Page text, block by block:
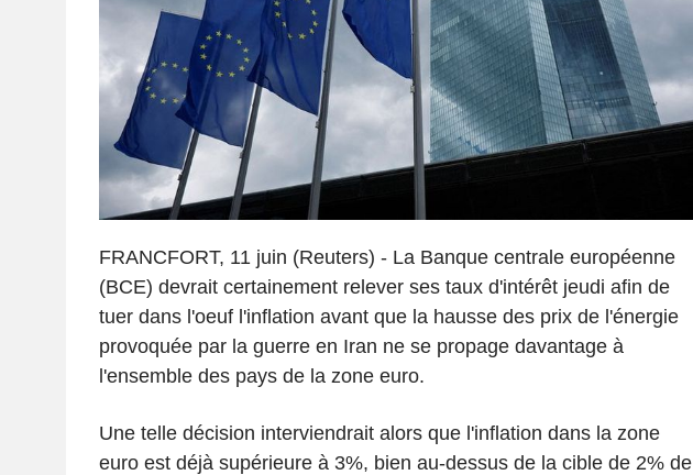
FRANCFORT, 11 juin (Reuters) - La Banque centrale européenne
(BCE) devrait certainement relever ses taux d'intérêt jeudi afin de
tuer dans l'oeuf l'inflation avant que la hausse des prix de l'énergie
provoquée par la guerre en Iran ne se propage davantage à
l'ensemble des pays de la zone euro.
Une telle décision interviendrait alors que l'inflation dans la zone
euro est déjà supérieure à 3%, bien au-dessus de la cible de 2% de